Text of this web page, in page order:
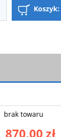
Koszyk:
brak towaru
870,00 zł